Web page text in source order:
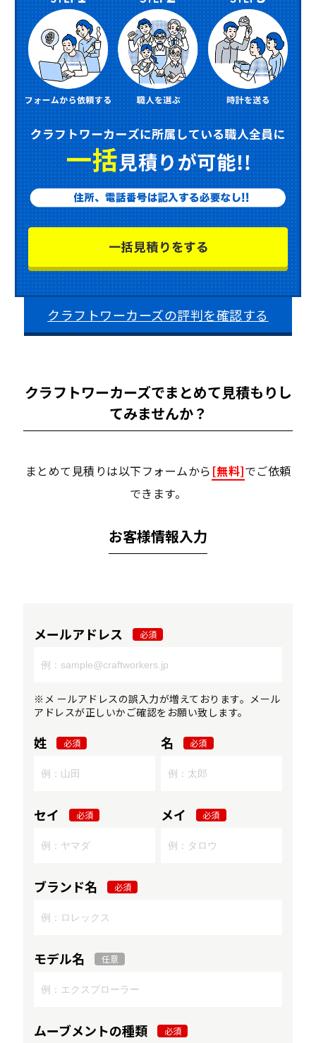
クラフトワーカーズの評判を確認する
クラフトワーカーズでまとめて見積もりし
てみませんか？
まとめて見積りは以下フォームから [無料]でご依頼
できます。
お客様情報入力
メールアドレス 必須
※メ ールアドレスの誤入力が増えております。メール
アドレスが正しいかご確認をお願い致します。
姓 必須 名 必須
セイ 必須 メイ 必須
ブランド名 必須
モデル名 任意
ムーブメントの種類 必須